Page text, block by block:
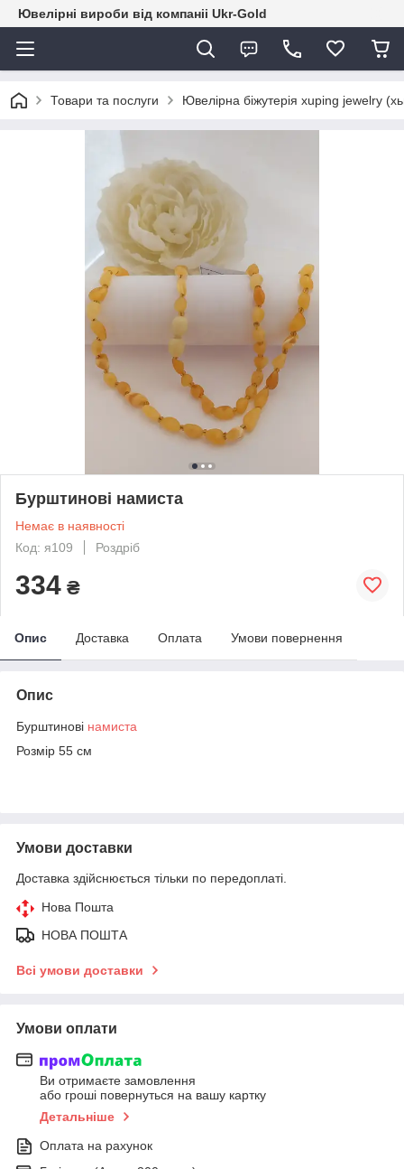
Ювелірні вироби від компаніі Ukr-Gold
Товари та послуги Ювелірна біжутерія xuping jewelry
Бурштинові намиста
Немає в наявності
Код: я109
Роздріб
334 ₴
Опис Доставка Оплата Умови повернення
Опис
Бурштинові намиста
Розмір 55 см
Умови доставки
Доставка здійснюється тільки по передоплаті.
Нова Пошта
НОВА ПОШТА
Всі умови доставки
Умови оплати
Ви отримаєте замовлення
або гроші повернуться на вашу картку
Детальніше
Оплата на рахунок